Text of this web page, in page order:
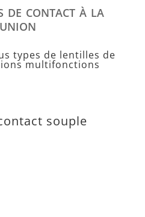
de contact à la
types de lentilles de
multifonctions
souple